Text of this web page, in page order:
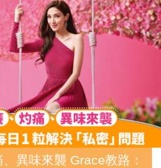
異味來襲 Grace教路：